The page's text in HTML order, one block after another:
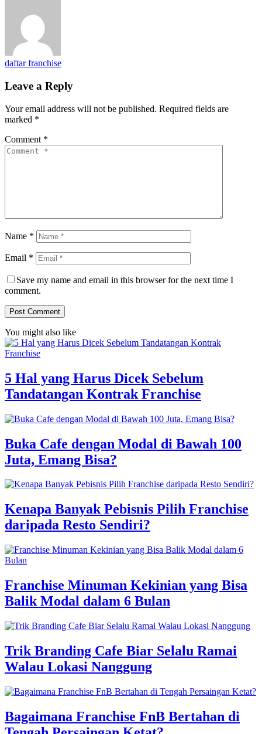
daftar franchise
Leave a Reply
Your email address will not be published. Required fields are
marked *
Comment *
Name *
Email *
Save my name and email in this browser for the next time I
comment.
You might also like
5 Hal yang Harus Dicek Sebelum
Tandatangan Kontrak Franchise
Buka Cafe dengan Modal di Bawah 100
Juta, Emang Bisa?
Kenapa Banyak Pebisnis Pilih Franchise
daripada Resto Sendiri?
Franchise Minuman Kekinian yang Bisa
Balik Modal dalam 6 Bulan
Trik Branding Cafe Biar Selalu Ramai
Walau Lokasi Nanggung
Bagaimana Franchise FnB Bertahan di